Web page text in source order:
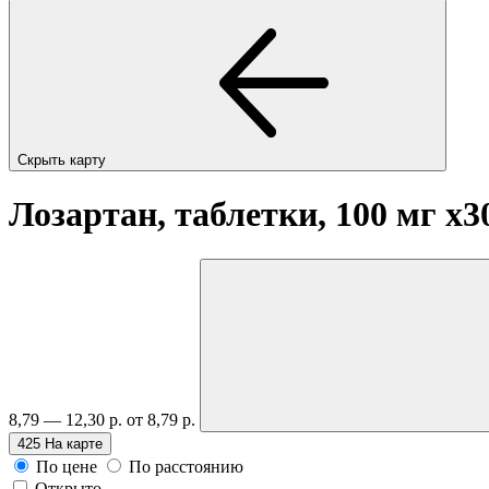
Скрыть карту
Лозартан, таблетки, 100 мг
8,79 — 12,30 р. от 8,79 р.
425 На карте
По цене
По расстоянию